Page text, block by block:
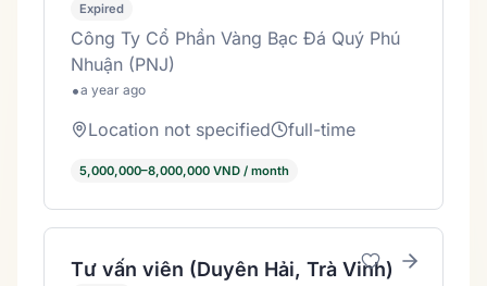
Expired
Công Ty Cổ Phần Vàng Bạc Đá Quý Phú
Nhuận (PNJ)
•a year ago
Location not specified full-time
5,000,000–8,000,000 VND / month
Tư vấn viên (Duyên Hải, Trà Vinh)